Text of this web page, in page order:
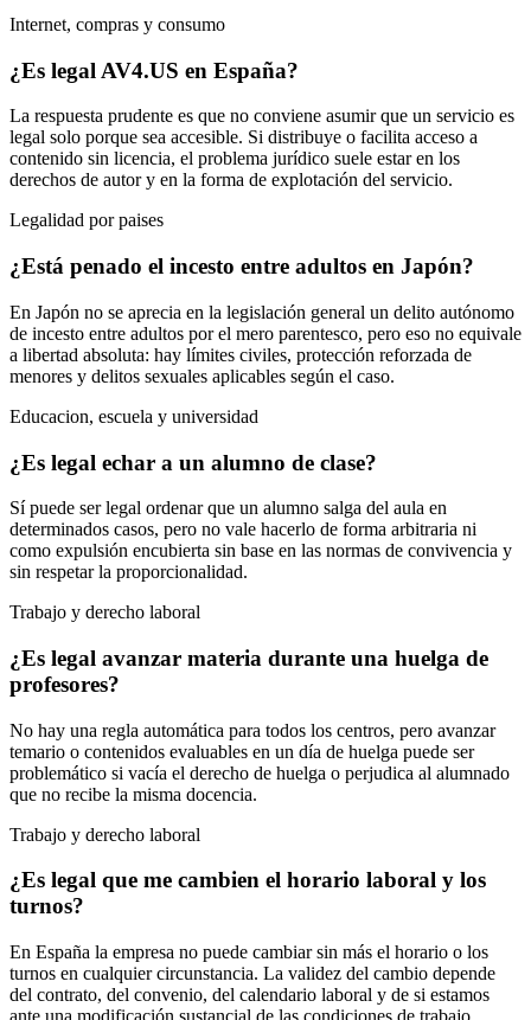
Internet, compras y consumo
¿Es legal AV4.US en España?
La respuesta prudente es que no conviene asumir que un servicio es
legal solo porque sea accesible. Si distribuye o facilita acceso a
contenido sin licencia, el problema jurídico suele estar en los
derechos de autor y en la forma de explotación del servicio.
Legalidad por paises
¿Está penado el incesto entre adultos en Japón?
En Japón no se aprecia en la legislación general un delito autónomo
de incesto entre adultos por el mero parentesco, pero eso no equivale
a libertad absoluta: hay límites civiles, protección reforzada de
menores y delitos sexuales aplicables según el caso.
Educacion, escuela y universidad
¿Es legal echar a un alumno de clase?
Sí puede ser legal ordenar que un alumno salga del aula en
determinados casos, pero no vale hacerlo de forma arbitraria ni
como expulsión encubierta sin base en las normas de convivencia y
sin respetar la proporcionalidad.
Trabajo y derecho laboral
¿Es legal avanzar materia durante una huelga de
profesores?
No hay una regla automática para todos los centros, pero avanzar
temario o contenidos evaluables en un día de huelga puede ser
problemático si vacía el derecho de huelga o perjudica al alumnado
que no recibe la misma docencia.
Trabajo y derecho laboral
¿Es legal que me cambien el horario laboral y los
turnos?
En España la empresa no puede cambiar sin más el horario o los
turnos en cualquier circunstancia. La validez del cambio depende
del contrato, del convenio, del calendario laboral y de si estamos